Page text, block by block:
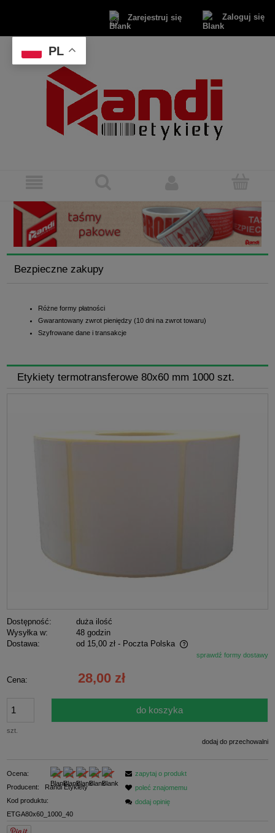
Zarejestruj się Zaloguj się
Bezpieczne zakupy
Różne formy płatności
Gwarantowany zwrot pieniędzy (10 dni na zwrot towaru)
Szyfrowane dane i transakcje
Etykiety termotransferowe 80x60 mm 1000 szt.
Dostępność:
duża ilość
Wysyłka w:
48 godzin
Dostawa:
od 15,00 zł - Poczta Polska
Cena nie zawiera ewentualnych kosztów płatnościsprawdź formy dostawy
Cena: 28,00 zł
szt.
do koszyka
dodaj do przechowalni
Ocena:
Producent:
Randi Etykiety
Kod produktu:
ETGA80x60_1000_40
zapytaj o produkt
poleć znajomemu
dodaj opinię
PL